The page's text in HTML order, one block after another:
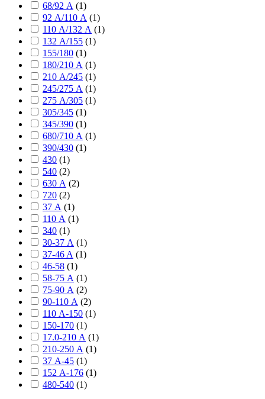
68/92 А (1)
92 А/110 А (1)
110 А/132 А (1)
132 А/155 (1)
155/180 (1)
180/210 А (1)
210 А/245 (1)
245/275 А (1)
275 А/305 (1)
305/345 (1)
345/390 (1)
680/710 А (1)
390/430 (1)
430 (1)
540 (2)
630 А (2)
720 (2)
37 А (1)
110 А (1)
340 (1)
30-37 А (1)
37-46 A (1)
46-58 (1)
58-75 А (1)
75-90 А (2)
90-110 А (2)
110 А-150 (1)
150-170 (1)
17.0-210 А (1)
210-250 А (1)
37 А-45 (1)
152 А-176 (1)
480-540 (1)